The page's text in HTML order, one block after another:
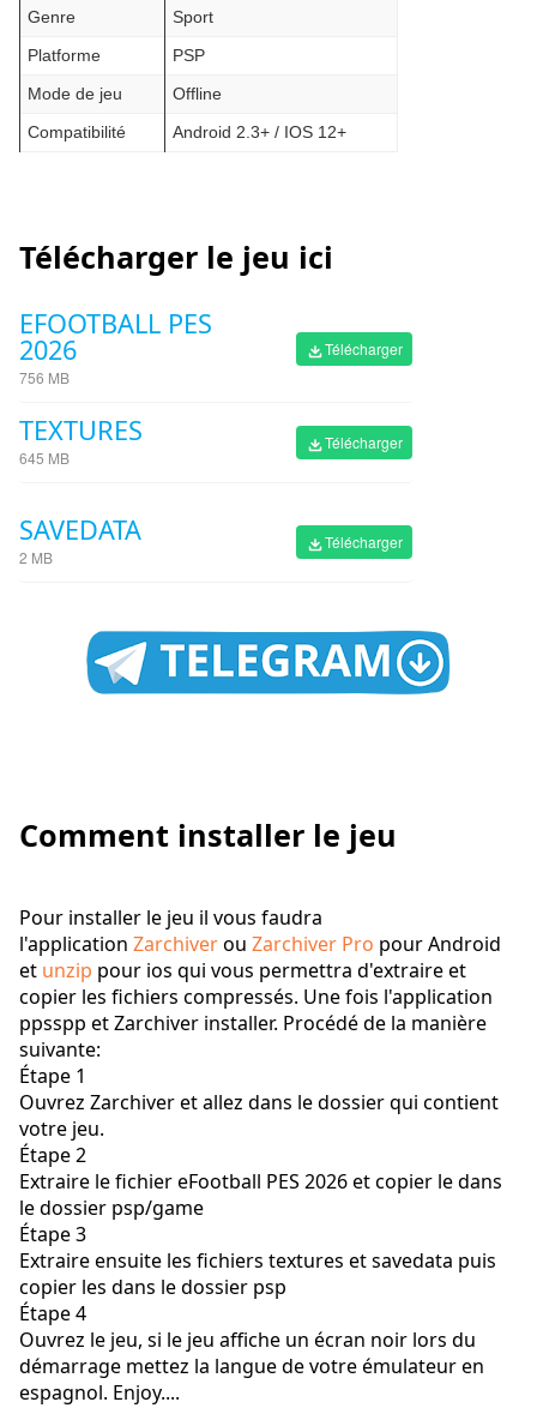
Genre
Sport
Platforme
PSP
Mode de jeu
Offline
Compatibilité
Android 2.3+ / IOS 12+
Télécharger le jeu ici
EFOOTBALL PES
2026
756 MB
Télécharger
TEXTURES
645 MB
Télécharger
SAVEDATA
2 MB
Télécharger
Comment installer le jeu
Pour installer le jeu il vous faudra
l'application Zarchiverou Zarchiver Pro pour Android
et unzip pour ios qui vous permettra d'extraire et
copier les fichiers compressés. Une fois l'application
ppsspp et Zarchiver installer. Procédé de la manière
suivante:
Étape 1
Ouvrez Zarchiver et allez dans le dossier qui contient
votre jeu.
Étape 2
Extraire le fichier eFootball PES 2026 et copier le dans
le dossier psp/game
Étape 3
Extraire ensuite les fichiers textures et savedata puis
copier les dans le dossier psp
Étape 4
Ouvrez le jeu, si le jeu affiche un écran noir lors du
démarrage mettez la langue de votre émulateur en
espagnol. Enjoy....